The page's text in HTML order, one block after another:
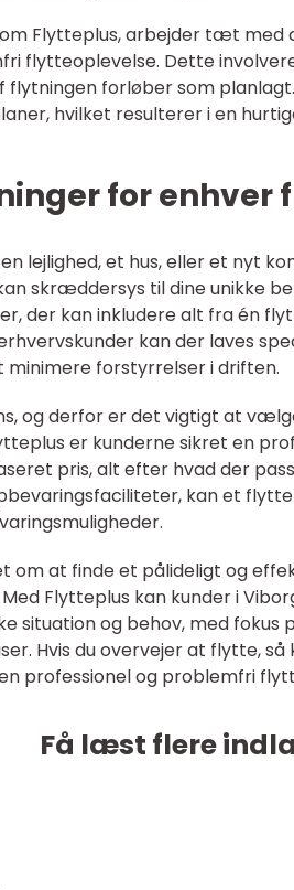
Flytteplus, arbejder tæt med
flytteoplevelse. Dette
flytningen forløber som
hvilket resulterer i en
for enhver
lejlighed, et hus, eller et nyt
skræddersys til dine unikke
der kan inkludere alt fra én
kan der laves
forstyrrelser i driften.
og derfor er det vigtigt at
er kunderne sikret en
pris, alt efter hvad der
kan et
om at finde et pålideligt og
Flytteplus kan kunder i
situation og behov, med fokus
Hvis du overvejer at flytte,
professionel og problemfri
Få læst flere